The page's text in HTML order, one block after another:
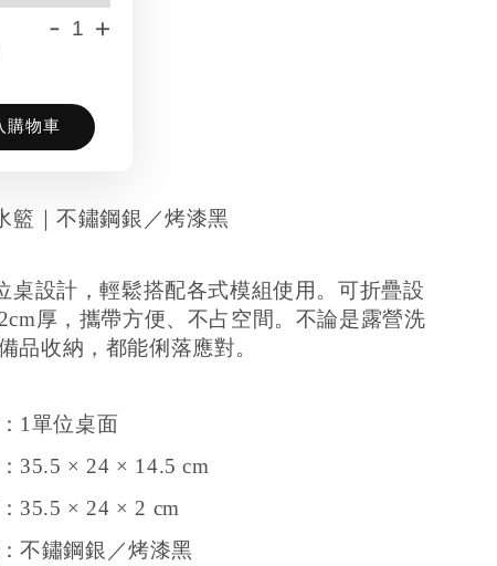
- +
購物車
籃｜不鏽鋼銀／烤漆黑
桌設計，輕鬆搭配各式模組使用。可折疊設
厚，攜帶方便、不占空間。不論是露營洗
品收納，都能俐落應對。
1單位桌面
35.5 × 24 × 14.5 cm
35.5 × 24 × 2 cm
不鏽鋼銀／烤漆黑